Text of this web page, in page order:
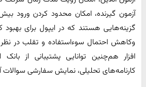
آزمون گیرنده، امکان محدود کردن ورود
گزینه‌هایی هستند که در ایپول برای بهبود
وکاهش احتمال سوءاستفاده و تقلب در نظر
افزار هم‌چنین توانایی پشتیبانی از بانک
کارنامه‌های تحلیلی، نمایش سفارشی سوالات